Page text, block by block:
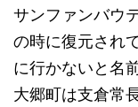
サンファンバウ
の時に復元され
に行かないと名
大郷町は支倉常